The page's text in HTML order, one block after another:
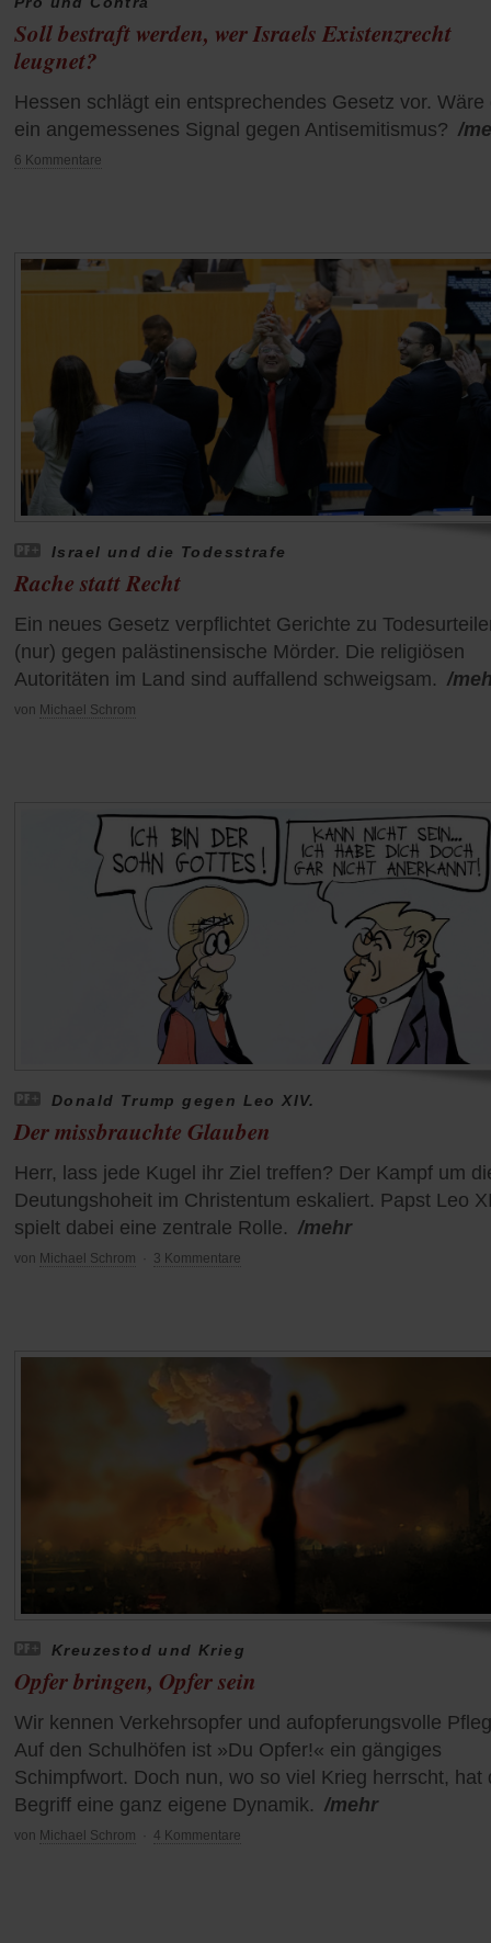
Soll bestraft werden, wer Israels Existenzrecht
leugnet?
Hessen schlägt ein entsprechendes Gesetz vor. Wäre
ein angemessenes Signal gegen Antisemitismus? /
6 Kommentare
Israel und die Todesstrafe
Rache statt Recht
Ein neues Gesetz verpflichtet Gerichte zu
(nur) gegen palästinensische Mörder. Die religiösen
Autoritäten im Land sind auffallend schweigsam. /
von Michael Schrom
Donald Trump gegen Leo XIV.
Der missbrauchte Glauben
Herr, lass jede Kugel ihr Ziel treffen? Der Kampf um
Deutungshoheit im Christentum eskaliert. Papst Leo
spielt dabei eine zentrale Rolle. /mehr
von Michael Schrom 3 Kommentare
Kreuzestod und Krieg
Opfer bringen, Opfer sein
Wir kennen Verkehrsopfer und aufopferungsvolle
Auf den Schulhöfen ist »Du Opfer!« ein gängiges
Schimpfwort. Doch nun, wo so viel Krieg herrscht, hat
Begriff eine ganz eigene Dynamik. /mehr
von Michael Schrom 4 Kommentare